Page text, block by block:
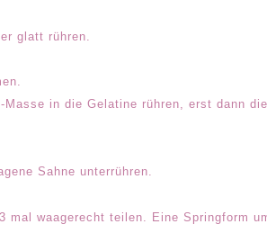
glatt rühren.
in die Gelatine rühren, erst dann
Sahne unterrühren.
mal waagerecht teilen. Eine Springform